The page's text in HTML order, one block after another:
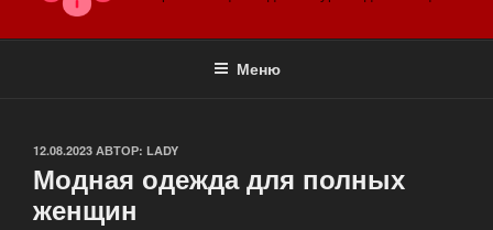
Меню
ОПУБЛИКОВАНО
12.08.2023 АВТОР: LADY
Модная одежда для полных
женщин